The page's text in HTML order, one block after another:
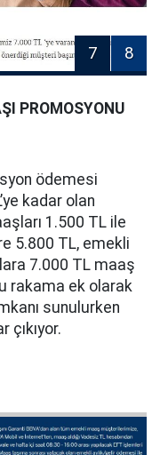
7 8
PROMOSYONU
ödemesi
kadar olan
1.500 TL ile
5.800 TL, emekli
7.000 TL maaş
rakama ek olarak
sunulurken
çıkıyor.